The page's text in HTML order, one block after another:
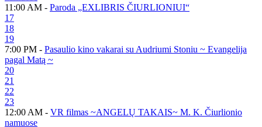
11:00 AM - Paroda „EXLIBRIS ČIURLIONIUI“
17
18
19
7:00 PM - Pasaulio kino vakarai su Audriumi Stoniu ~ Evangelija
pagal Matą ~
20
21
22
23
12:00 AM - VR filmas ~ANGELŲ TAKAIS~ M. K. Čiurlionio
namuose